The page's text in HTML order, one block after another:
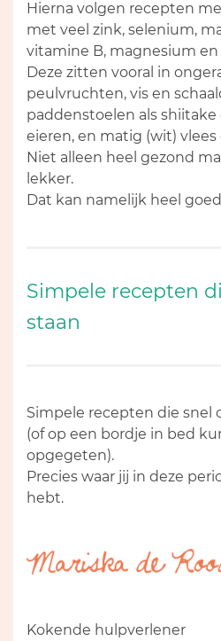
Hierna volgen recepten
met veel zink, selenium,
vitamine B, magnesium
Deze zitten vooral in
peulvruchten, vis en
paddenstoelen als
eieren, en matig (wit) vlees
Niet alleen heel gezond
lekker.
Dat kan namelijk heel
Simpele recepten
staan
Simpele recepten die snel
(of op een bordje in bed
opgegeten).
Precies waar jij in deze
hebt.
Kokende hulpverlener